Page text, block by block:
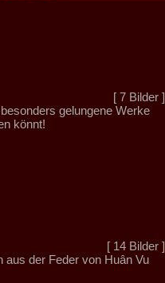
[ 7 Bilder ]
gelungene Werke
könnt!
[ 14 Bilder ]
der Feder von Huân Vu